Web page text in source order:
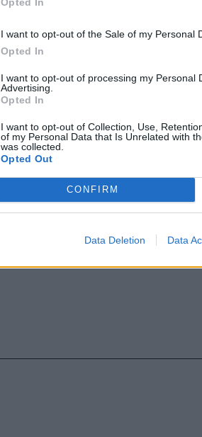
I want to opt-out of the Sale of my Personal
Opted In
I want to opt-out of processing my Personal
Advertising.
Opted In
I want to opt-out of Collection, Use,
of my Personal Data that Is Unrelated with
was collected.
Opted Out
CONFIRM
Data Deletion Data